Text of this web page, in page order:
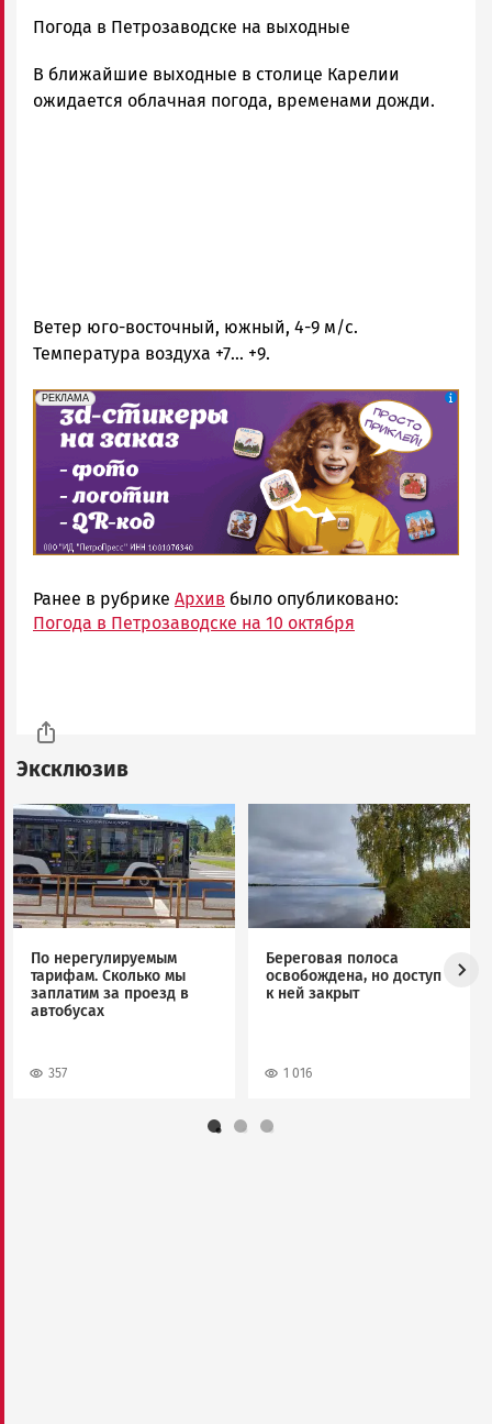
admintimur
Петрозаводска
и
Погода в Петрозаводске на выходные
В ближайшие выходные в столице Карелии
ожидается облачная погода, временами дожди.
Ветер юго-восточный, южный, 4-9 м/с.
Температура воздуха +7… +9.
erid: 2SDnjePV7ZG
РЕКЛАМА
Реклама
Ранее в рубрике Архив было опубликовано:
Погода в Петрозаводске на 10 октября
Эксклюзив
Image
По нерегулируемым
тарифам. Сколько мы
заплатим за проезд в
автобусах
357
Береговая полоса
освобождена, но доступ
к ней закрыт
1 016